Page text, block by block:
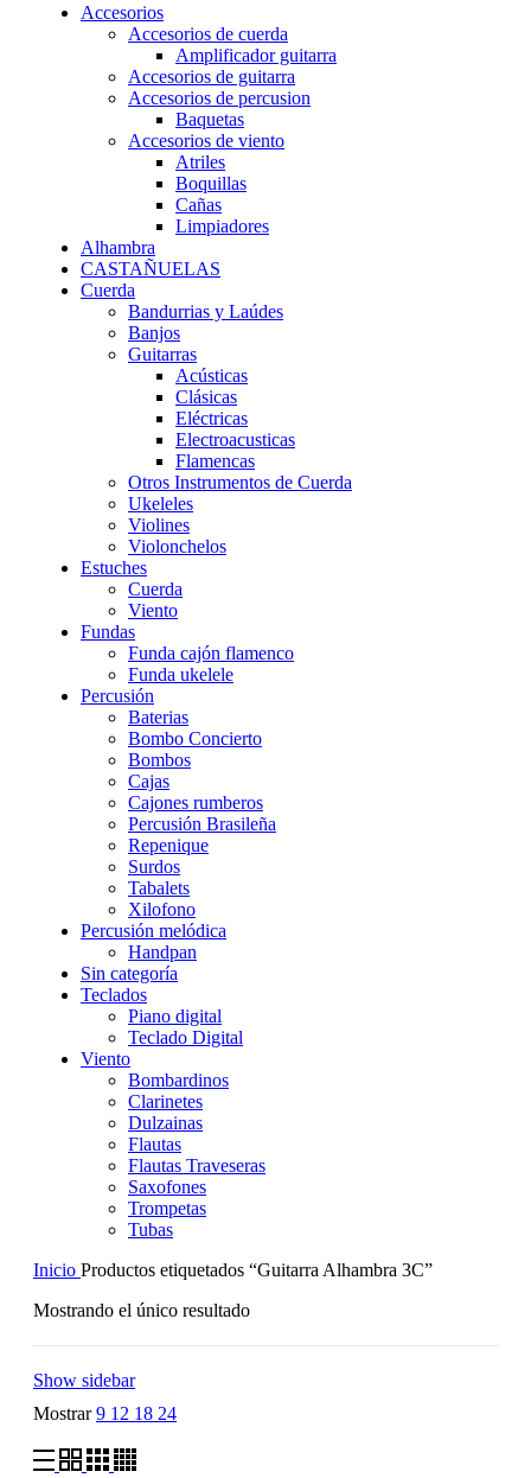
Accesorios
Accesorios de cuerda
Amplificador guitarra
Accesorios de guitarra
Accesorios de percusion
Baquetas
Accesorios de viento
Atriles
Boquillas
Cañas
Limpiadores
Alhambra
CASTAÑUELAS
Cuerda
Bandurrias y Laúdes
Banjos
Guitarras
Acústicas
Clásicas
Eléctricas
Electroacusticas
Flamencas
Otros Instrumentos de Cuerda
Ukeleles
Violines
Violonchelos
Estuches
Cuerda
Viento
Fundas
Funda cajón flamenco
Funda ukelele
Percusión
Baterias
Bombo Concierto
Bombos
Cajas
Cajones rumberos
Percusión Brasileña
Repenique
Surdos
Tabalets
Xilofono
Percusión melódica
Handpan
Sin categoría
Teclados
Piano digital
Teclado Digital
Viento
Bombardinos
Clarinetes
Dulzainas
Flautas
Flautas Traveseras
Saxofones
Trompetas
Tubas
Inicio Productos etiquetados “Guitarra Alhambra 3C”
Mostrando el único resultado
Show sidebar
Mostrar9 12 18 24